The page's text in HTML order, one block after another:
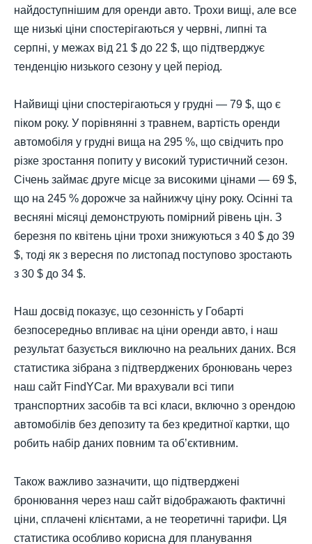
найдоступнішим для оренди авто. Трохи вищі, але все
ще низькі ціни спостерігаються у червні, липні та
серпні, у межах від 21 $ до 22 $, що підтверджує
тенденцію низького сезону у цей період.
Найвищі ціни спостерігаються у грудні — 79 $, що є
піком року. У порівнянні з травнем, вартість оренди
автомобіля у грудні вища на 295 %, що свідчить про
різке зростання попиту у високий туристичний сезон.
Січень займає друге місце за високими цінами — 69 $,
що на 245 % дорожче за найнижчу ціну року. Осінні та
весняні місяці демонструють помірний рівень цін. З
березня по квітень ціни трохи знижуються з 40 $ до 39
$, тоді як з вересня по листопад поступово зростають
з 30 $ до 34 $.
Наш досвід показує, що сезонність у Гобарті
безпосередньо впливає на ціни оренди авто, і наш
результат базується виключно на реальних даних. Вся
статистика зібрана з підтверджених бронювань через
наш сайт FindYCar. Ми врахували всі типи
транспортних засобів та всі класи, включно з орендою
автомобілів без депозиту та без кредитної картки, що
робить набір даних повним та об’єктивним.
Також важливо зазначити, що підтверджені
бронювання через наш сайт відображають фактичні
ціни, сплачені клієнтами, а не теоретичні тарифи. Ця
статистика особливо корисна для планування